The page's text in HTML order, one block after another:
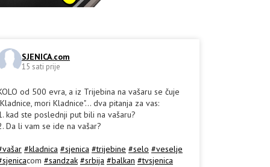
SJENICA.com
15 sati prije
od 500 evra, a iz Trijebina na vašaru se čuje
mori Kladnice"... dva pitanja za vas:
kad ste poslednji put bili na vašaru?
Da li vam se ide na vašar?
#kladnica #sjenica #trijebine #selo #veselje
com #sandzak #srbija #balkan #tvsjenica